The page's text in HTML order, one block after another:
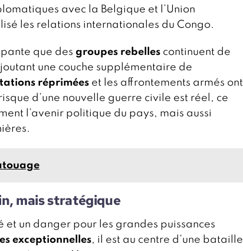
avec la Belgique et l’Union
les relations internationales du Congo.
que des groupes rebelles continuent de
une couche supplémentaire de
réprimées et les affrontements armés ont
d’une nouvelle guerre civile est réel, ce
l’avenir politique du pays, mais aussi
mais stratégique
et un danger pour les grandes puissances
exceptionnelles, il est au centre d’une bataille